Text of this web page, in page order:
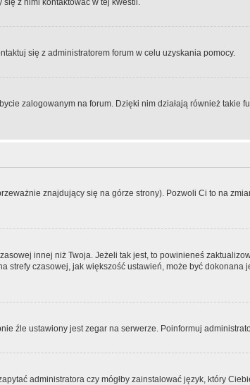
z nimi kontaktować w tej kwestii.
się z administratorem forum w celu uzyskania pomocy.
zalogowanym na forum. Dzięki nim działają również takie
znajdujący się na górze strony). Pozwoli Ci to na
innej niż Twoja. Jeżeli tak jest, to powinieneś
czasowej, jak większość ustawień, może być dokonana
źle ustawiony jest zegar na serwerze. Poinformuj
administratora czy mógłby zainstalować język, który